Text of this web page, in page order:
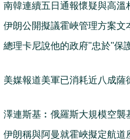
南韓連續五日通報懷疑與高溫
伊朗公開擬議霍峽管理方案文
總理卡尼說他的政府''忠於''保
美媒報道美軍已消耗近八成薩
澤連斯基︰俄羅斯大規模空襲
伊朗稱與阿曼就霍峽擬定航